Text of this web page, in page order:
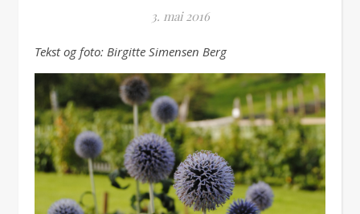
3. mai 2016
Tekst og foto: Birgitte Simensen Berg